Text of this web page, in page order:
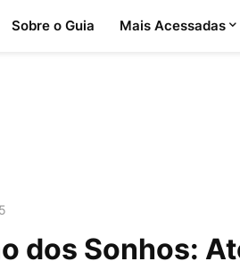
Sobre o Guia Mais Acessadas
dos Sonhos: